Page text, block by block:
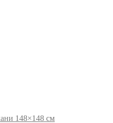
148×148 см